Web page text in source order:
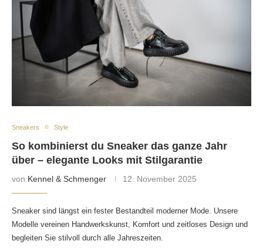
Sneakers Style
So kombinierst du Sneaker das ganze Jahr
über – elegante Looks mit Stilgarantie
von Kennel & Schmenger 12. November 2025
Sneaker sind längst ein fester Bestandteil moderner Mode. Unsere
Modelle vereinen Handwerkskunst, Komfort und zeitloses Design und
begleiten Sie stilvoll durch alle Jahreszeiten.